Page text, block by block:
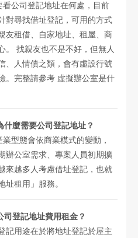
看公司登記地址在何處，目前
對尋找借址登記，可用的方式
友租借、自家地址、租屋、商
。 找親友也不是不好，但無人
、人情債之類，會有虛設行號
。完整請參考 虛擬辦公室是什
什麼需要公司登記地址？
業型態會依商業模式的變動，
辦公室需求、專案人員初期擴
來越多人考慮借址登記，也就
址租用」服務。
司登記地址費用租金？
記用途在於將地址登記於屋主